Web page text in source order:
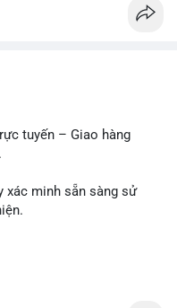
tuyến – Giao hàng
xác minh sẵn sàng sử